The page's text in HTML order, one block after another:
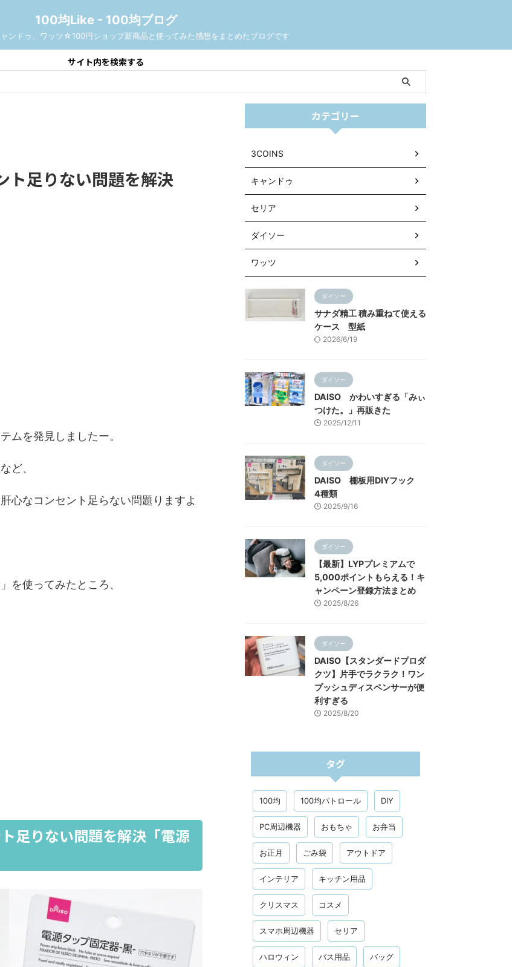
100均Like - 100均ブログ
ンドゥ、ワッツ☆100円ショップ新商品と使ってみた感想をまとめたブログです
サイト内を検索する
ト足りない問題を解決
ムを発見しましたー。
ど、
心なコンセント足らない問題りますよ
を使ってみたところ、
足りない問題を解決「電源
カテゴリー
3COINS
キャンドゥ
セリア
ダイソー
ワッツ
ダイソー
サナダ精工 積み重ねて使える
ケース 型紙
2026/6/19
ダイソー
DAISO かわいすぎる「みぃ
つけた。」再販きた
2025/12/11
ダイソー
DAISO 棚板用DIYフック
4種類
2025/9/16
ダイソー
【最新】LYPプレミアムで
5,000ポイントもらえる！キ
ャンペーン登録方法まとめ
2025/8/26
ダイソー
DAISO【スタンダードプロダ
クツ】片手でラクラク！ワン
プッシュディスペンサーが便
利すぎる
2025/8/20
タグ
100均 100均パトロール DIY
PC周辺機器 おもちゃ お弁当
お正月 ごみ袋 アウトドア
インテリア キッチン用品
クリスマス コスメ
スマホ周辺機器 セリア
ハロウィン バス用品 バッグ